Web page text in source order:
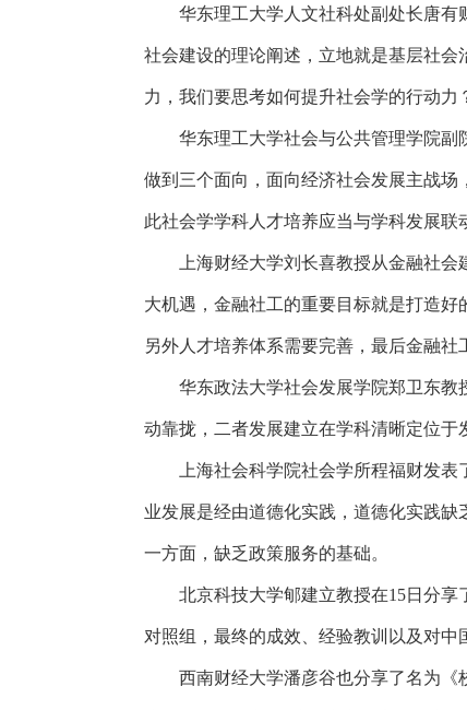
华东理工大学人文社科处副处长唐
社会建设的理论阐述，立地就是基层社
力，我们要思考如何提升社会学的行动力
华东理工大学社会与公共管理学院
做到三个面向，面向经济社会发展主战
此社会学学科人才培养应当与学科发展联
上海财经大学刘长喜教授从金融社
大机遇，金融社工的重要目标就是打造
另外人才培养体系需要完善，最后金融社
华东政法大学社会发展学院郑卫东
动靠拢，二者发展建立在学科清晰定位于
上海社会科学院社会学所程福财发
业发展是经由道德化实践，道德化实践
一方面，缺乏政策服务的基础。
北京科技大学郇建立教授在15日分享
对照组，最终的成效、经验教训以及对中
西南财经大学潘彦谷也分享了名为